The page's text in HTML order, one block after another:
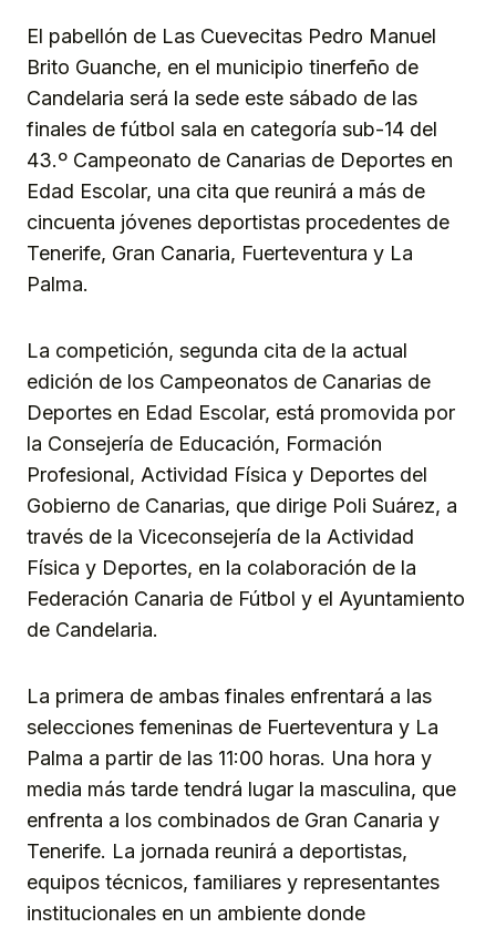
El pabellón de Las Cuevecitas Pedro Manuel
Brito Guanche, en el municipio tinerfeño de
Candelaria será la sede este sábado de las
finales de fútbol sala en categoría sub-14 del
43.º Campeonato de Canarias de Deportes en
Edad Escolar, una cita que reunirá a más de
cincuenta jóvenes deportistas procedentes de
Tenerife, Gran Canaria, Fuerteventura y La
Palma.
La competición, segunda cita de la actual
edición de los Campeonatos de Canarias de
Deportes en Edad Escolar, está promovida por
la Consejería de Educación, Formación
Profesional, Actividad Física y Deportes del
Gobierno de Canarias, que dirige Poli Suárez, a
través de la Viceconsejería de la Actividad
Física y Deportes, en la colaboración de la
Federación Canaria de Fútbol y el Ayuntamiento
de Candelaria.
La primera de ambas finales enfrentará a las
selecciones femeninas de Fuerteventura y La
Palma a partir de las 11:00 horas. Una hora y
media más tarde tendrá lugar la masculina, que
enfrenta a los combinados de Gran Canaria y
Tenerife. La jornada reunirá a deportistas,
equipos técnicos, familiares y representantes
institucionales en un ambiente donde